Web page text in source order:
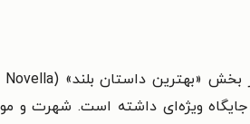
جایگاه ویژه‌ای داشته است. شهرت و